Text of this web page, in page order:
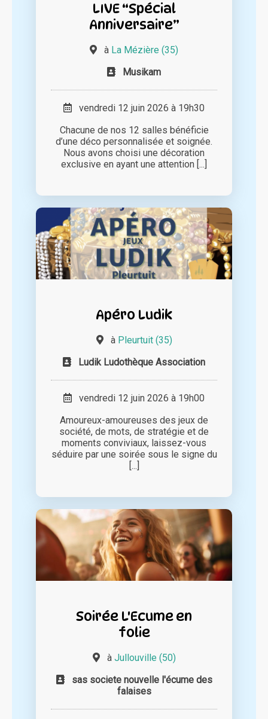
LIVE “Spécial
Anniversaire”
à La Mézière (35)
Musikam
vendredi 12 juin 2026 à 19h30
Chacune de nos 12 salles bénéficie
d’une déco personnalisée et soignée.
Nous avons choisi une décoration
exclusive en ayant une attention [...]
Apéro Ludik
à Pleurtuit (35)
Ludik Ludothèque Association
vendredi 12 juin 2026 à 19h00
Amoureux-amoureuses des jeux de
société, de mots, de stratégie et de
moments conviviaux, laissez-vous
séduire par une soirée sous le signe du
[...]
Soirée L'Ecume en
folie
à Jullouville (50)
sas societe nouvelle l'écume des
falaises